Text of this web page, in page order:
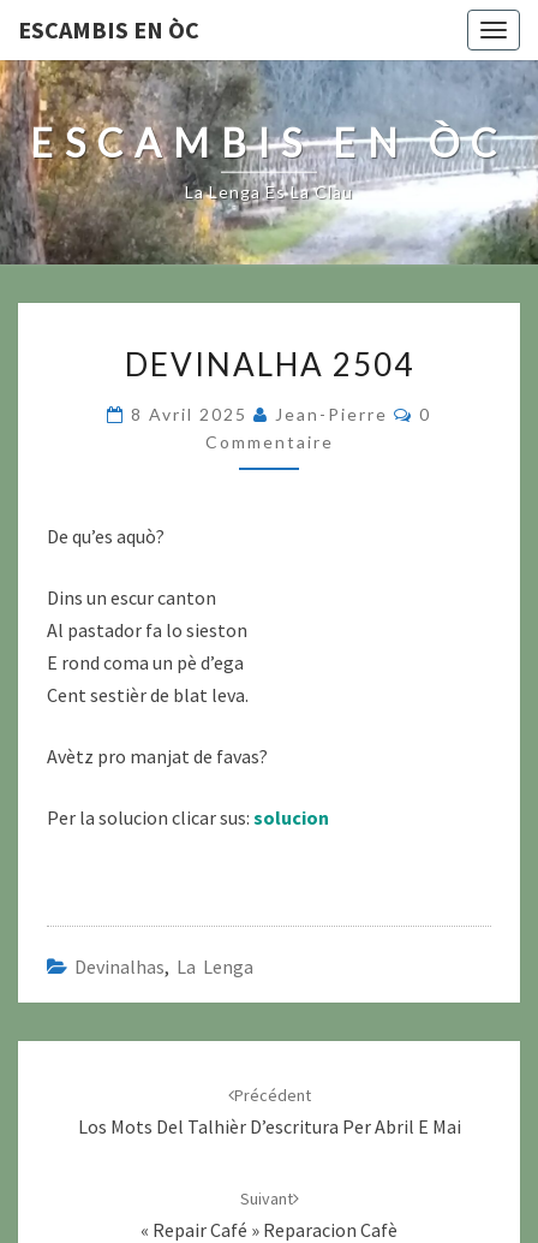
ESCAMBIS EN ÒC
ESCAMBIS EN ÒC
La Lenga Es La Clau
2504
DEVINALHA 2504
8 Avril 2025 Jean-Pierre
0
Commentaire
De qu’es aquò?
Dins un escur canton
Al pastador fa lo sieston
E rond coma un pè d’ega
Cent sestièr de blat leva.
Avètz pro manjat de favas?
Per la solucion clicar sus: solucion
Devinalhas, La Lenga
Précédent
Los Mots Del Talhièr D’escritura Per Abril E Mai
Suivant
« Repair Café » Reparacion Cafè